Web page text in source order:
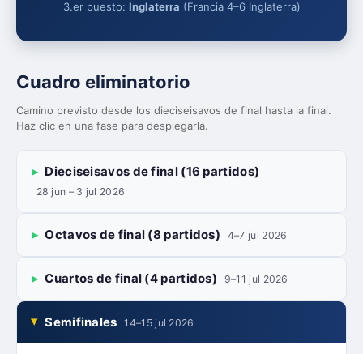
3.er puesto: Inglaterra (Francia 4–6 Inglaterra)
Cuadro eliminatorio
Camino previsto desde los dieciseisavos de final hasta la final.
Haz clic en una fase para desplegarla.
Dieciseisavos de final (16 partidos)
28 jun – 3 jul 2026
Octavos de final (8 partidos) 4–7 jul 2026
Cuartos de final (4 partidos) 9–11 jul 2026
Semifinales 14–15 jul 2026